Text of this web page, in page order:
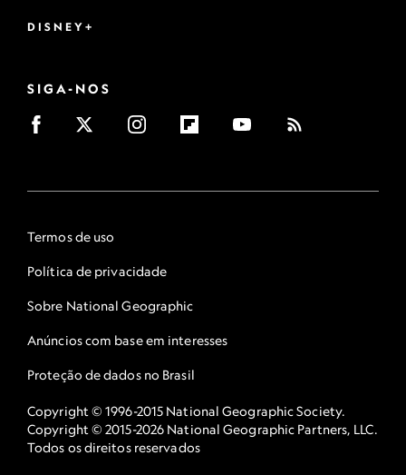
DISNEY+
SIGA-NOS
Termos de uso
Política de privacidade
Sobre National Geographic
Anúncios com base em interesses
Proteção de dados no Brasil
Copyright © 1996-2015 National Geographic Society.
Copyright © 2015-2026 National Geographic Partners, LLC.
Todos os direitos reservados